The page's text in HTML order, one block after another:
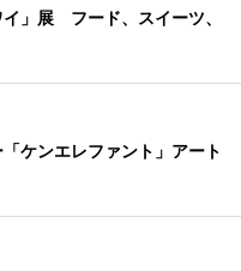
」展 フード、スイーツ、
ケンエレファント」アート